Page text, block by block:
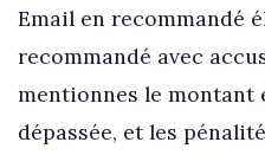
Email en recommandé
recommandé avec
mentionnes le montant
dépassée, et les